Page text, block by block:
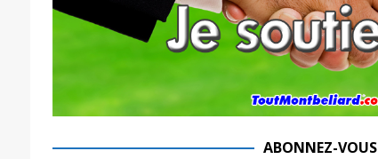
ABONNEZ-VOUS